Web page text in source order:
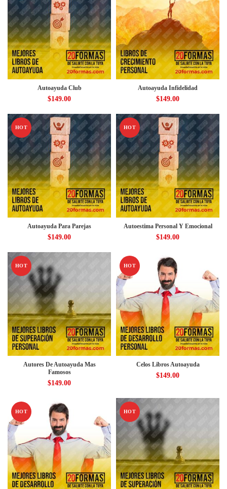
Autoayuda Club
$149.00
Autoayuda Infidelidad
$149.00
HOT
Autoayuda Para Parejas
$149.00
HOT
Autoestima Personal Y Emocional
$149.00
HOT
Autores De Autoayuda Mas
Famosos
$149.00
HOT
Celos Libros Autoayuda
$149.00
HOT HOT